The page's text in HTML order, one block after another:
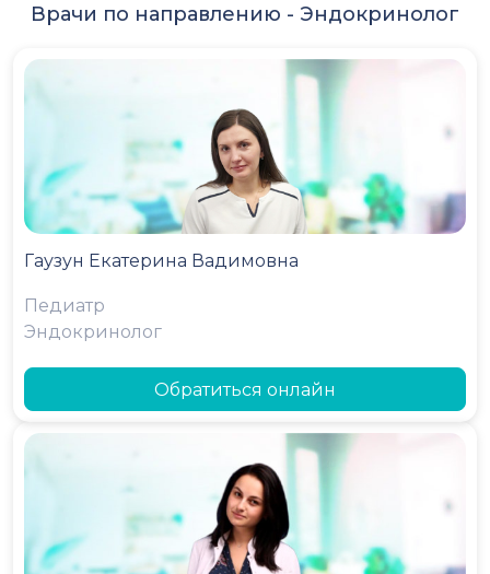
Врачи по направлению - Эндокринолог
Гаузун Екатерина Вадимовна
Педиатр
Эндокринолог
Обратиться онлайн